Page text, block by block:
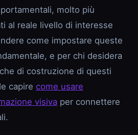
molto più
al reale livello di interesse
come impostare queste
e per chi desidera
di costruzione di questi
capire come usare
visiva per connettere